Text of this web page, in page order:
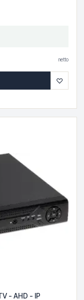
netto
♡
- AHD - IP